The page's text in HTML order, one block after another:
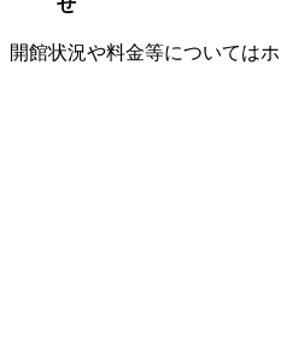
開館状況や料金等については